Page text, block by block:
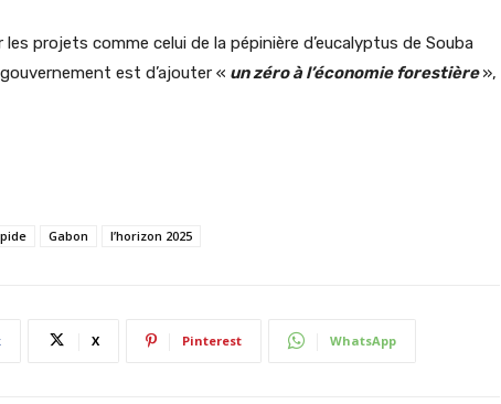
projets comme celui de la pépinière d’eucalyptus de Souba
est d’ajouter « un zéro à l’économie forestière»,
Gabon l’horizon 2025
X Pinterest WhatsApp